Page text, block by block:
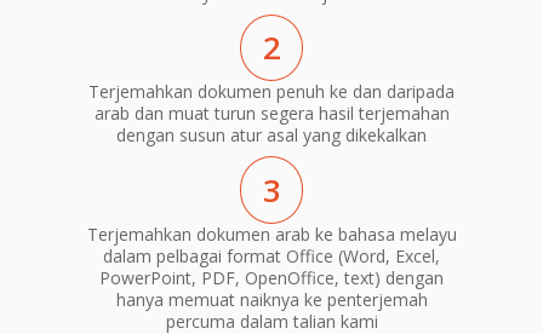
2
Terjemahkan dokumen penuh ke dan daripada
arab dan muat turun segera hasil terjemahan
dengan susun atur asal yang dikekalkan
3
Terjemahkan dokumen arab ke bahasa melayu
dalam pelbagai format Office (Word, Excel,
PowerPoint, PDF, OpenOffice, text) dengan
hanya memuat naiknya ke penterjemah
percuma dalam talian kami